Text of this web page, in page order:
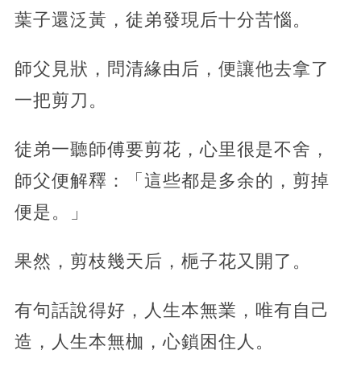
葉子還泛黃，徒弟發現后十分苦惱。
師父見狀，問清緣由后，便讓他去拿了
一把剪刀。
徒弟一聽師傅要剪花，心里很是不舍，
師父便解釋：「這些都是多余的，剪掉
便是。」
果然，剪枝幾天后，梔子花又開了。
有句話說得好，人生本無業，唯有自己
造，人生本無枷，心鎖困住人。